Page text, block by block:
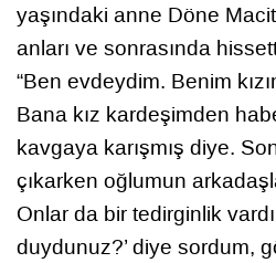
yaşındaki anne Döne
anları ve sonrasında
“Ben evdeydim. Benim
Bana kız kardeşimden
kavgaya karışmış diye.
çıkarken oğlumun
Onlar da bir tedirginlik
duydunuz?’ diye sordum,